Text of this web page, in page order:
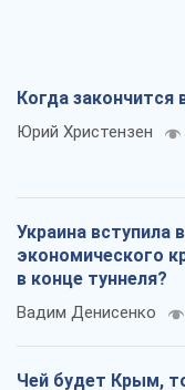
Когда закончится
Юрий Христензен
Украина вступила
экономического
в конце туннеля?
Вадим Денисенко
Чей будет Крым,